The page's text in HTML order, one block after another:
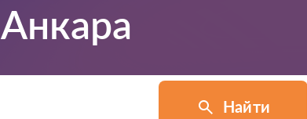
Анкара
Найти